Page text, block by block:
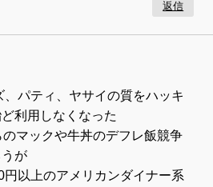
返信
パティ、ヤサイの質をハッキ
利用しなくなった
マックや牛丼のデフレ飯競争
が
円以上のアメリカンダイナー系